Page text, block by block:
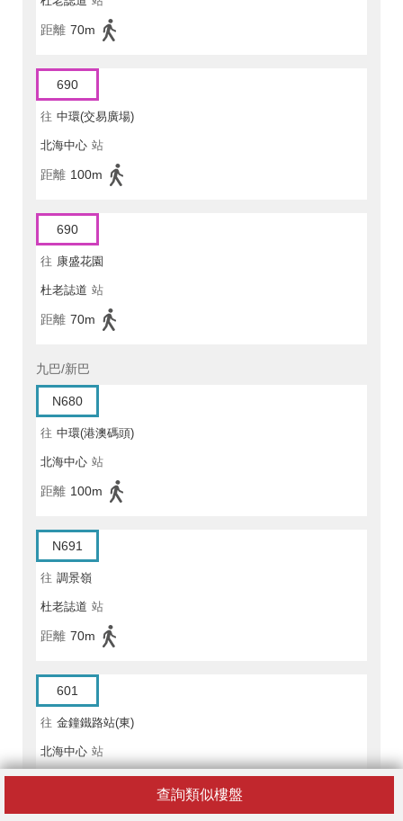
查詢類似樓盤
距離 70m
690
往 中環(交易廣場)
北海中心 站
距離 100m
690
往 康盛花園
杜老誌道 站
距離 70m
九巴/新巴
N680
往 中環(港澳碼頭)
北海中心 站
距離 100m
N691
往 調景嶺
杜老誌道 站
距離 70m
601
往 金鐘鐵路站(東)
北海中心 站
距離 100m